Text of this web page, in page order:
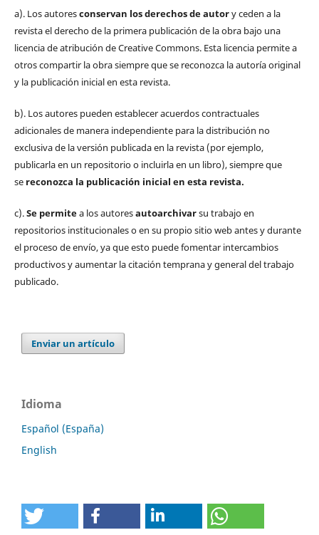
a). Los autoresconservan los derechos de autory ceden a la
revista el derecho de la primera publicación de la obra bajo una
licencia de atribución de Creative Commons. Esta licencia permite a
otros compartir la obra siempre que se reconozca la autoría original
y la publicación inicial en esta revista.
b). Los autores pueden establecer acuerdos contractuales
adicionales de manera independiente para la distribución no
exclusiva de la versión publicada en la revista (por ejemplo,
publicarla en un repositorio o incluirla en un libro), siempre que
sereconozca la publicación inicial en esta revista.
c).Se permitea los autoresautoarchivarsu trabajo en
repositorios institucionales o en su propio sitio web antes y durante
el proceso de envío, ya que esto puede fomentar intercambios
productivos y aumentar la citación temprana y general del trabajo
publicado.
Enviar un artículo
Idioma
Español (España)
English